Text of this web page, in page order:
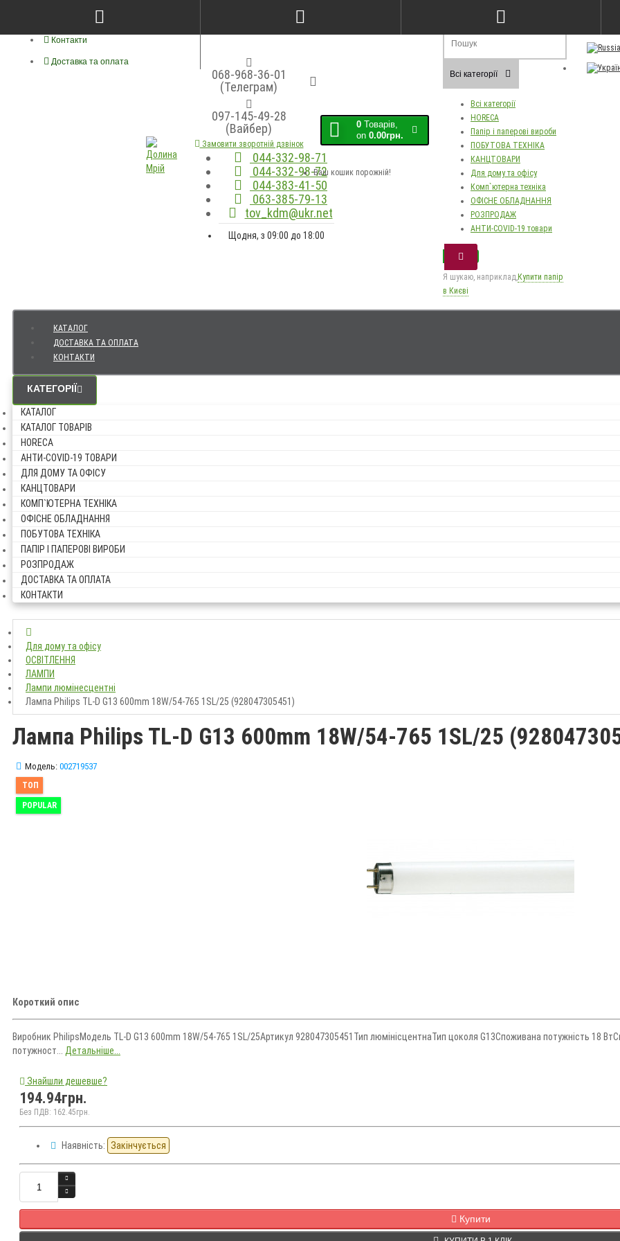
Контакти
Доставка та оплата
Закладки (0)
068-968-36-01
(Телеграм)
097-145-49-28
(Вайбер)
Замовити зворотній дзвінок
044-332-98-71
044-332-98-72
044-383-41-50
063-385-79-13
tov_kdm@ukr.net
Щодня, з 09:00 до 18:00
0 Товарів,
on 0.00грн.
Ваш кошик порожній!
Всі категорії
Всі категорії
HORECA
Папір і паперові вироби
ПОБУТОВА ТЕХНІКА
КАНЦТОВАРИ
Для дому та офісу
Комп`ютерна техніка
ОФІСНЕ ОБЛАДНАННЯ
РОЗПРОДАЖ
АНТИ-COVID-19 товари
Я шукаю, наприклад,Купити папір
в Києві
КАТАЛОГ
ДОСТАВКА ТА ОПЛАТА
КОНТАКТИ
КАТЕГОРІЇ
КАТАЛОГ
КАТАЛОГ ТОВАРІВ
HORECA
АНТИ-COVID-19 ТОВАРИ
ДЛЯ ДОМУ ТА ОФІСУ
КАНЦТОВАРИ
КОМП`ЮТЕРНА ТЕХНІКА
ОФІСНЕ ОБЛАДНАННЯ
ПОБУТОВА ТЕХНІКА
ПАПІР І ПАПЕРОВІ ВИРОБИ
РОЗПРОДАЖ
ДОСТАВКА ТА ОПЛАТА
КОНТАКТИ
Для дому та офісу
ОСВІТЛЕННЯ
ЛАМПИ
Лампи люмінесцентні
Лампа Philips TL-D G13 600mm 18W/54-765 1SL/25 (928047305451)
Лампа Philips TL-D G13 600mm 18W/54-765 1SL/25
Модель: 002719537
ТОП
POPULAR
Короткий опис
Виробник PhilipsМодель TL-D G13 600mm 18W/54-765 1SL/25Артикул 928047305451Тип люмінісцентнаТип цоколя G13Споживана потужність 18
потужност... Детальніше...
Знайшли дешевше?
194.94грн.
Без ПДВ: 162.45грн.
Наявність: Закінчується
Купити